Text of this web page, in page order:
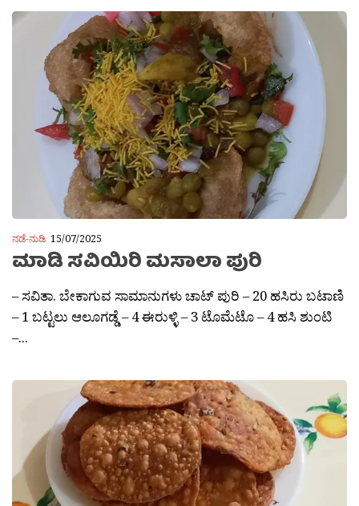
ನಡೆ-ನುಡಿ 15/07/2025
ಮಾಡಿ ಸವಿಯಿರಿ ಮಸಾಲಾ ಪುರಿ
– ಸವಿತಾ. ಬೇಕಾಗುವ ಸಾಮಾನುಗಳು ಚಾಟ್ ಪುರಿ – 20 ಹಸಿರು ಬಟಾಣಿ
– 1 ಬಟ್ಟಲು ಆಲೂಗಡ್ಡೆ – 4 ಈರುಳ್ಳಿ – 3 ಟೊಮೆಟೊ – 4 ಹಸಿ ಶುಂಟಿ
–...